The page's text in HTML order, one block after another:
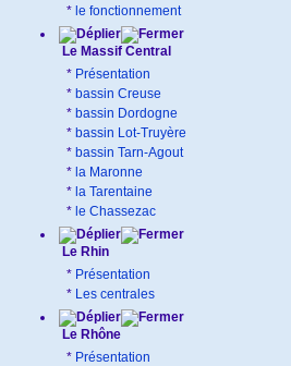
* le fonctionnement
Le Massif Central
* Présentation
* bassin Creuse
* bassin Dordogne
* bassin Lot-Truyère
* bassin Tarn-Agout
* la Maronne
* la Tarentaine
* le Chassezac
Le Rhin
* Présentation
* Les centrales
Le Rhône
* Présentation